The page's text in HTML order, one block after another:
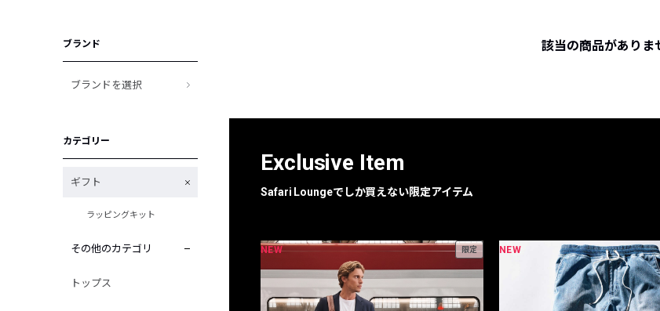
フォーカスブランド
ブランド
ブランドを選択
カテゴリー
ギフト
ラッピングキット
その他のカテゴリ
トップス
該当の商品がありま
Exclusive Item
Safari Loungeでしか買えない限定アイテム
NEW 限定 NEW